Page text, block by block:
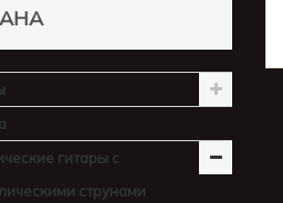
гитары с
струнами